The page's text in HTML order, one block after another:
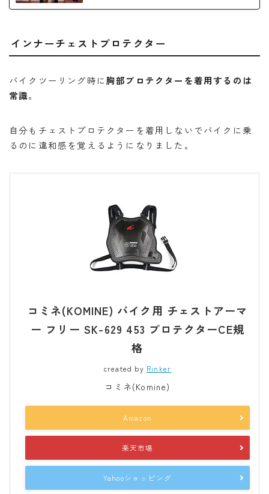
インナーチェストプロテクター
バイクツーリング時に胸部プロテクターを着用するのは
常識。
自分もチェストプロテクターを着用しないでバイクに乗
るのに違和感を覚えるようになりました。
コミネ(KOMINE) バイク用 チェストアーマ
ー フリー SK-629 453 プロテクターCE規
格
created by Rinker
コミネ(Komine)
Amazon
楽天市場
Yahooショッピング